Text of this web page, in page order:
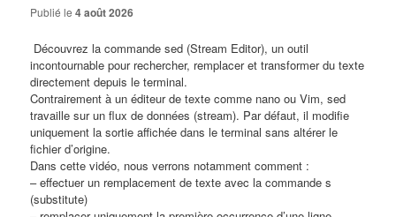
Publié le4 août 2026
​ Découvrez la commande sed (Stream Editor), un outil
incontournable pour rechercher, remplacer et transformer du texte
directement depuis le terminal.
Contrairement à un éditeur de texte comme nano ou Vim, sed
travaille sur un flux de données (stream). Par défaut, il modifie
uniquement la sortie affichée dans le terminal sans altérer le
fichier d’origine.
Dans cette vidéo, nous verrons notamment comment :
– effectuer un remplacement de texte avec la commande s
(substitute)